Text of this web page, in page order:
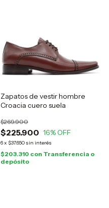
Zapatos de vestir hombre
Croacia cuero suela
$225.900
$269.900
16% OFF
6x $37.650 sin interés
$203.310 con Transferencia o
depósito